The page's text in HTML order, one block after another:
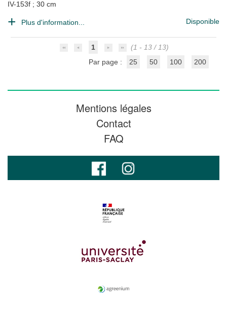
IV-153f ; 30 cm
Plus d'information... Disponible
1
(1 - 13 / 13)
Par page :
25 50 100 200
Mentions légales
Contact
FAQ